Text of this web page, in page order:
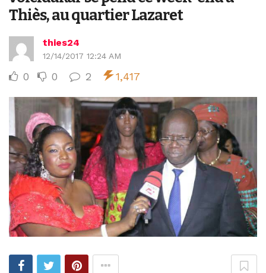
Thiès, au quartier Lazaret
thies24
12/14/2017 12:24 AM
0 0 2 1,417